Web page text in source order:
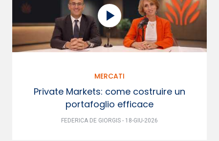
MERCATI
Private Markets: come costruire un
portafoglio efficace
FEDERICA DE GIORGIS - 18-GIU-2026